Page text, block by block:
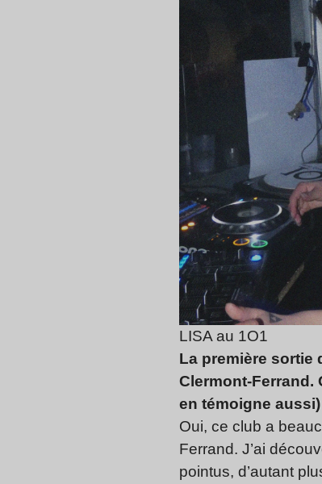
LISA au 1O1
La première sortie
Clermont-Ferrand.
en témoigne
Oui, ce club a
Ferrand. J’ai
pointus, d’autant